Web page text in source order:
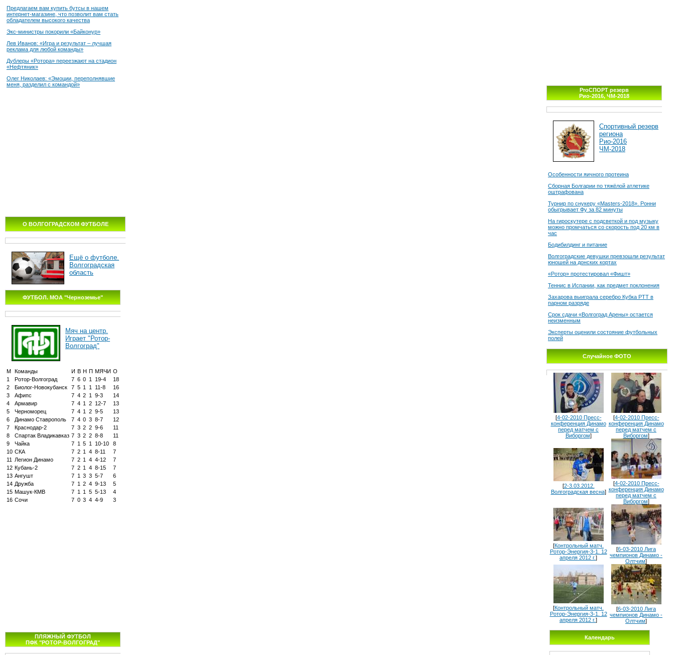
Предлагаем вам купить бутсы в нашем
интернет-магазине, что позволит вам стать
обладателем высокого качества
Экс-министры покорили «Байконур»
Лев Иванов: «Игра и результат – лучшая
реклама для любой команды»
Дублеры «Ротора» переезжают на стадион
«Нефтяник»
Олег Николаев: «Эмоции, переполнявшие
меня, разделил с командой»
О ВОЛГОГРАДСКОМ ФУТБОЛЕ
Ещё о футболе.
Волгоградская
область
ФУТБОЛ. МОА "Черноземье"
Мяч на центр.
Играет "Ротор-
Волгоград"
М Команды И В Н П МЯЧИ О
1
Ротор-Волгоград 7 6 0 1 19-4
18
2
Биолог-Новокубанск 7 5 1 1 11-8
16
3
Афипс 7 4 2 1 9-3
14
4
Армавир 7 4 1 2 12-7
13
5
Черноморец 7 4 1 2 9-5
13
6
Динамо Ставрополь 7 4 0 3 8-7
12
7
Краснодар-2 7 3 2 2 9-6
11
8
Спартак Владикавказ 7 3 2 2 8-8
11
9
Чайка 7 1 5 1 10-10
8
10 СКА 7 2 1 4 8-11
7
11
Легион Динамо 7 2 1 4 4-12
7
12 Кубань-2 7 2 1 4 8-15
7
13 Ангушт 7 1 3 3 5-7
6
14 Дружба 7 1 2 4 9-13
5
15 Машук-КМВ 7 1 1 5 5-13
4
16 Сочи 7 0 3 4 4-9 3
ПЛЯЖНЫЙ ФУТБОЛ
ПФК "РОТОР-ВОЛГОГРАД"
ProСПОРТ резерв
Рио-2016, ЧМ-2018
Спортивный резерв
региона
Рио-2016
ЧМ-2018
Особенности яичного протеина
Сборная Болгарии по тяжёлой атлетике
оштрафована
Турнир по снукеру «Masters-2018». Ронни
обыгрывает Фу за 82 минуты
На гироскутере с подсветкой и под музыку
можно промчаться со скорость под 20 км в
час
Бодибилдинг и питание
Волгоградские девушки превзошли результат
юношей на донских кортах
«Ротор» протестировал «Фишт»
Теннис в Испании, как предмет поклонения
Захарова выиграла серебро Кубка РТТ в
парном разряде
Срок сдачи «Волгоград Арены» остается
неизменным
Эксперты оценили состояние футбольных
полей
Случайное ФОТО
[4-02-2010 Пресс-
конференция Динамо
перед матчем с
Виборгом]
[4-02-2010 Пресс-
конференция Динамо
перед матчем с
Виборгом]
[2-3.03.2012.
Волгоградская весна]
[4-02-2010 Пресс-
конференция Динамо
перед матчем с
Виборгом]
[Контрольный матч.
Ротор-Энергия-3-1. 12
апреля 2012 г.]
[6-03-2010 Лига
чемпионов Динамо -
Олтчим]
[Контрольный матч.
Ротор-Энергия-3-1. 12
апреля 2012 г.]
[6-03-2010 Лига
чемпионов Динамо -
Олтчим]
Календарь